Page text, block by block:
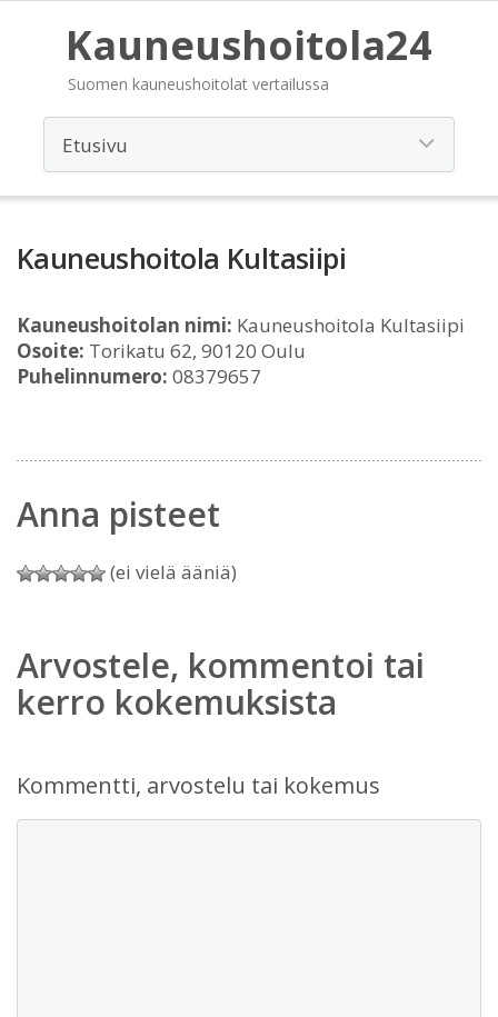
Kauneushoitola24
Suomen kauneushoitolat vertailussa
Kauneushoitola Kultasiipi
Kauneushoitolan nimi: Kauneushoitola Kultasiipi
Osoite: Torikatu 62, 90120 Oulu
Puhelinnumero: 08379657
Anna pisteet
(ei vielä ääniä)
Arvostele, kommentoi tai
kerro kokemuksista
Kommentti, arvostelu tai kokemus